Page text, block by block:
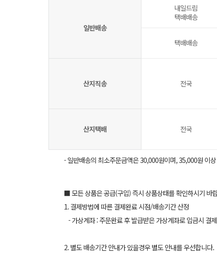
일반배송
내일드림
택배배송
택배배송
산지직송 전국
산지택배 전국
- 일반배송의 최소주문금액은 30,000원이며, 35,000원 이
■ 모든 상품은 공급(구입) 즉시 상품상태를 확인하시기 바
1. 결제방법에 따른 결제완료 시점/배송기간 산정
- 가상계좌 : 주문완료 후 발급받은 가상계좌로 입금시
2. 별도 배송기간 안내가 있을경우 별도 안내를 우선합니다.